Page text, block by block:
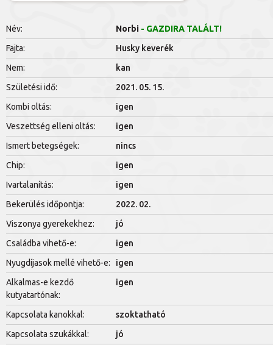
Név: Norbi - GAZDIRA TALÁLT!
Fajta:
Husky keverék
Nem:
kan
Születési idő:
2021. 05. 15.
Kombi oltás:
igen
Veszettség elleni oltás:
igen
Ismert betegségek:
nincs
Chip:
igen
Ivartalanítás:
igen
Bekerülés időpontja:
2022. 02.
Viszonya gyerekekhez:
jó
Családba vihető-e:
igen
Nyugdíjasok mellé vihető-e:
igen
Alkalmas-e kezdő
kutyatartónak:
igen
Kapcsolata kanokkal:
szoktatható
Kapcsolata szukákkal:
jó